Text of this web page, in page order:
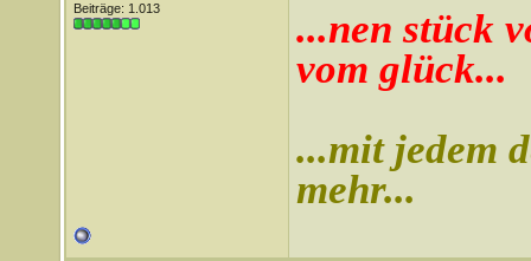
Beiträge: 1.013
...nen stück
vom glück...
...mit jedem
mehr...